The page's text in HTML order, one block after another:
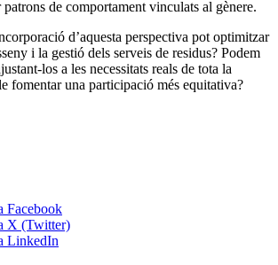
de comportament vinculats al gènere.
d’aquesta perspectiva pot optimitzar
i la gestió dels serveis de residus? Podem
los a les necessitats reals de tota la
fomentar una participació més equitativa?